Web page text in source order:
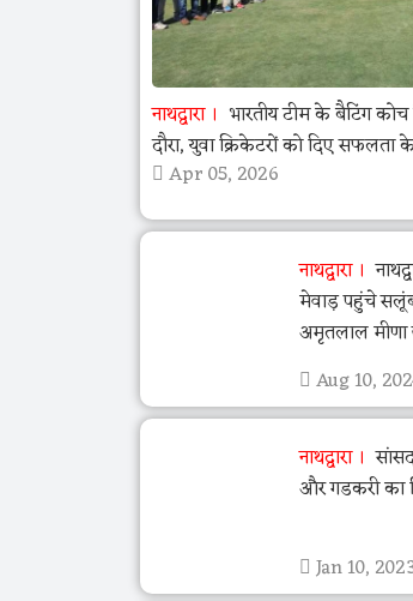
नाथद्वारा
भारतीय टीम के बैटिंग
दौरा, युवा क्रिकेटरों को दिए सफलता
Apr 05, 2026
नाथद्वारा
मेवाड़ पहुंचे
अमृतलाल मीणा
Aug 10,
नाथद्वारा
और गडकरी का
Jan 10,